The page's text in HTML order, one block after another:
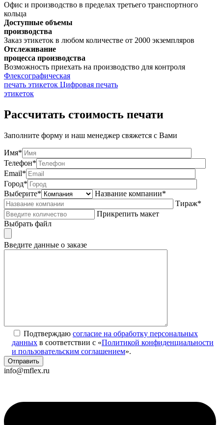
Офис и производство в пределах третьего транспортного
кольца
Доступные объемы
производства
Заказ этикеток в любом количестве от 2000 экземпляров
Отслеживание
процесса производства
Возможность приехать на производство для контроля
Флексографическая
печать этикеток Цифровая печать
этикеток
Рассчитать стоимость печати
Заполните форму и наш менеджер свяжется с Вами
Имя*
Телефон*
Email*
Город*
Выберите*
Название компании*
Тираж*
Прикрепить макет
Выбрать файл
Введите данные о заказе
Подтверждаю согласие на обработку персональных
данных в соответствии с «Политикой конфиденциальности
и пользовательским соглашением».
info@mflex.ru